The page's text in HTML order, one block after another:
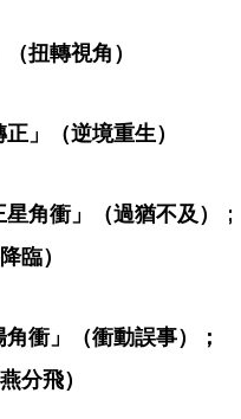
扭轉視角）
」（逆境重生）
角衝」（過猶不及）；
臨）
衝」（衝動誤事）；
分飛）